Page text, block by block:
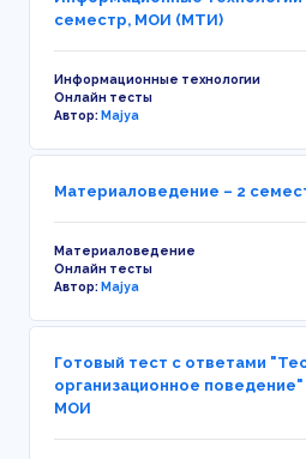
семестр, МОИ (МТИ)
Информационные технологии
Онлайн тесты
Автор:Majya
Материаловедение – 2
Материаловедение
Онлайн тесты
Автор:Majya
Готовый тест с ответами
организационное
МОИ